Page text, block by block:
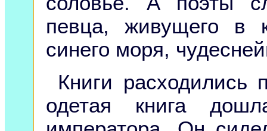
певца, живущего в
синего моря,
Книги расходились
одетая книга